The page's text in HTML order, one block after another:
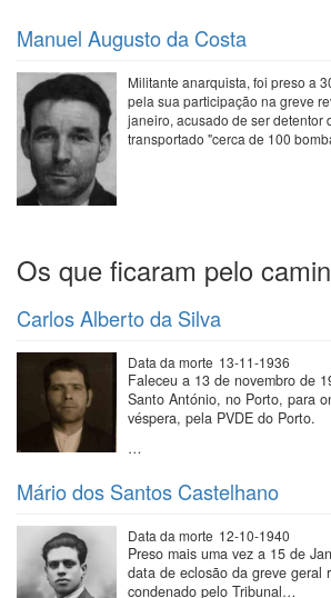
Manuel Augusto da Costa
Militante anarquista, foi preso a
pela sua participação na greve
janeiro, acusado de ser detentor
transportado "cerca de 100
Paginação
Os que ficaram pelo
Carlos Alberto da Silva
Data da morte 13-11-1936
Faleceu a 13 de novembro de
Santo António, no Porto, para
véspera, pela PVDE do Porto.
…
Mário dos Santos Castelhano
Data da morte 12-10-1940
Preso mais uma vez a 15 de
data de eclosão da greve geral
condenado pelo Tribunal…